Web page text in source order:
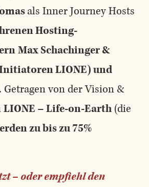
als Inner Journey Hosts
Hosting-
Max Schachinger &
LIONE) und
. Getragen von der Vision &
LIONE – Life-on-Earth (die
zu bis zu 75%
– oder empfiehl den